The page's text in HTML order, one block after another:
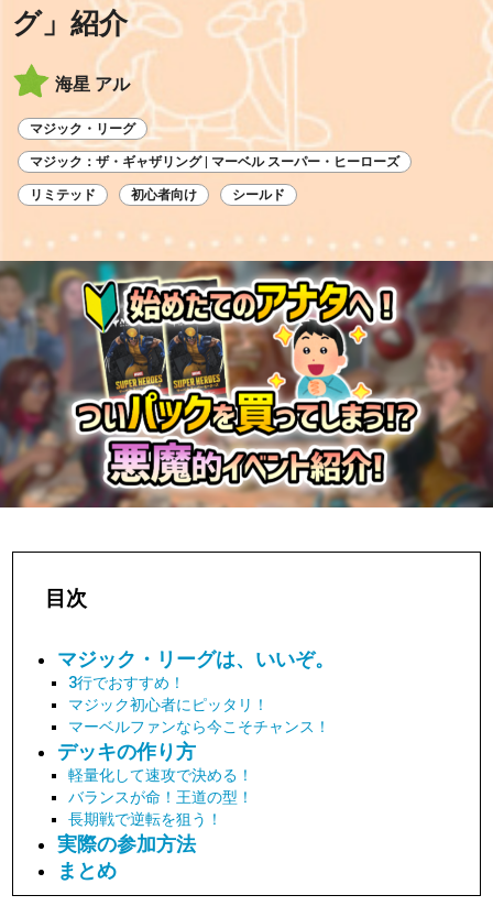
グ」紹介
海星 アル
マジック・リーグ
マジック：ザ・ギャザリング | マーベル スーパー・ヒーローズ
リミテッド 初心者向け シールド
目次
マジック・リーグは、いいぞ。
3行でおすすめ！
マジック初心者にピッタリ！
マーベルファンなら今こそチャンス！
デッキの作り方
軽量化して速攻で決める！
バランスが命！王道の型！
長期戦で逆転を狙う！
実際の参加方法
まとめ